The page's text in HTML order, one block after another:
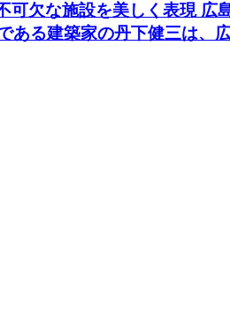
欠な施設を美しく表現
ある建築家の丹下健三は、